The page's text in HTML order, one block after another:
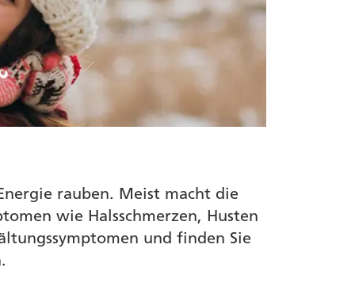
rauben. Meist macht die
wie Halsschmerzen, Husten
und finden Sie